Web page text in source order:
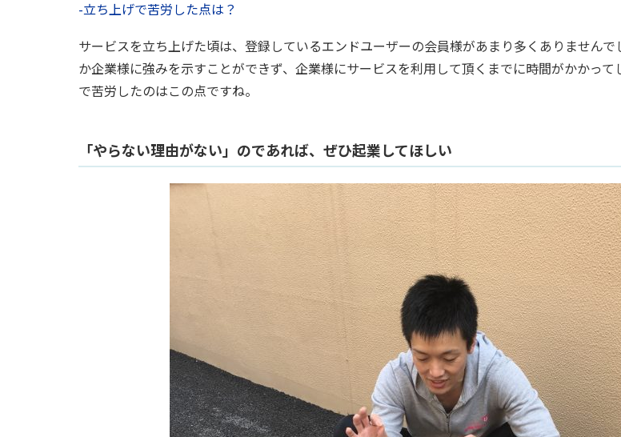
-立ち上げで苦労した点は？
サービスを立ち上げた頃は、登録しているエンドユーザーの会員様があまり多くありません
か企業様に強みを示すことができず、企業様にサービスを利用して頂くまでに時間がかかっ
で苦労したのはこの点ですね。
「やらない理由がない」のであれば、ぜひ起業してほしい